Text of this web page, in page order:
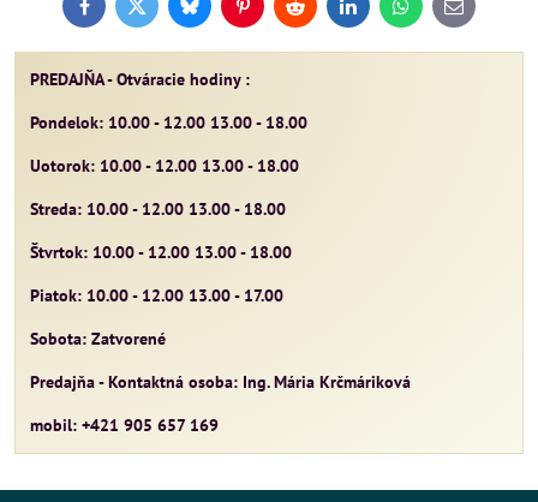
FacebookTwitterBlueskyPinterestReddit LinkedInWhatsApp
E-
mail
PREDAJŇA - Otváracie hodiny :
Pondelok: 10.00 - 12.00 13.00 - 18.00
Uotorok: 10.00 - 12.00 13.00 - 18.00
Streda: 10.00 - 12.00 13.00 - 18.00
Štvrtok: 10.00 - 12.00 13.00 - 18.00
Piatok: 10.00 - 12.00 13.00 - 17.00
Sobota: Zatvorené
Predajňa - Kontaktná osoba: Ing. Mária Krčmáriková
mobil: +421 905 657 169